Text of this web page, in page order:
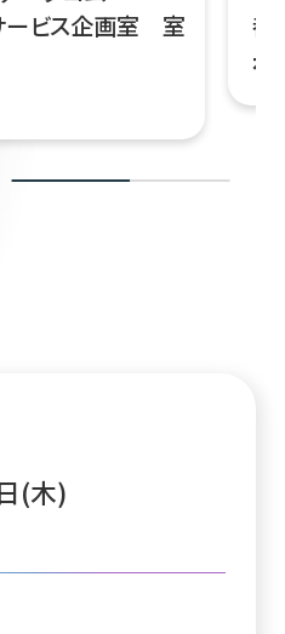
ビス企画室 室
都
(木)